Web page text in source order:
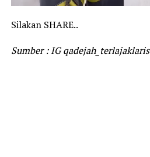
Silakan SHARE..
Sumber : IG qadejah_terlajaklaris